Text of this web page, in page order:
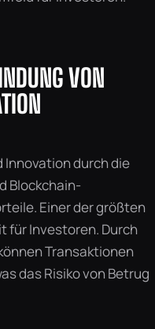
VON
Innovation durch die
Blockchain-
Einer der größten
für Investoren. Durch
Transaktionen
das Risiko von Betrug